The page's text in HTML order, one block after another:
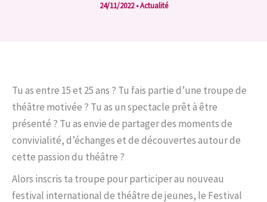
24/11/2022•Actualité
Tu as entre 15 et 25 ans ? Tu fais partie d’une troupe de
théâtre motivée ? Tu as un spectacle prêt à être
présenté ? Tu as envie de partager des moments de
convivialité, d’échanges et de découvertes autour de
cette passion du théâtre ?
Alors inscris ta troupe pour participer au nouveau
festival international de théâtre de jeunes, le Festival